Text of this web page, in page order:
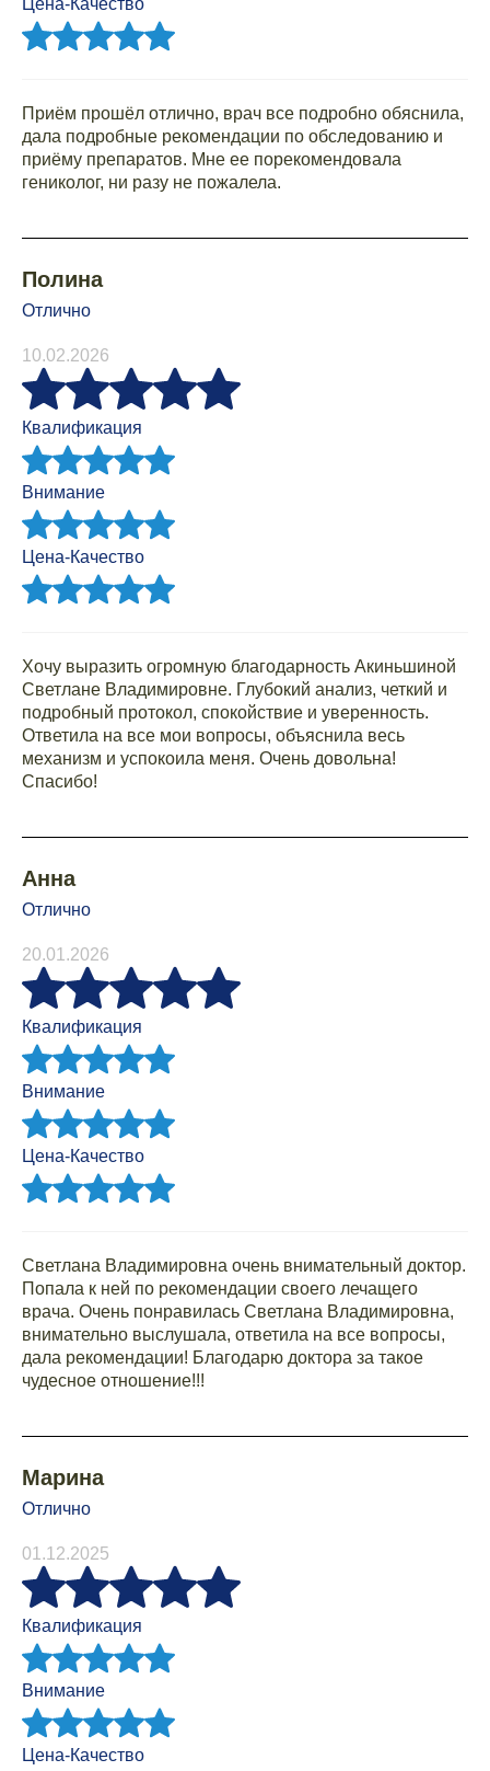
Цена-Качество
Приём прошёл отлично, врач все подробно обяснила,
дала подробные рекомендации по обследованию и
приёму препаратов. Мне ее порекомендовала
гениколог, ни разу не пожалела.
Полина
Отлично
10.02.2026
Квалификация
Внимание
Цена-Качество
Хочу выразить огромную благодарность Акиньшиной
Светлане Владимировне. Глубокий анализ, четкий и
подробный протокол, спокойствие и уверенность.
Ответила на все мои вопросы, объяснила весь
механизм и успокоила меня. Очень довольна!
Спасибо!
Анна
Отлично
20.01.2026
Квалификация
Внимание
Цена-Качество
Светлана Владимировна очень внимательный доктор.
Попала к ней по рекомендации своего лечащего
врача. Очень понравилась Светлана Владимировна,
внимательно выслушала, ответила на все вопросы,
дала рекомендации! Благодарю доктора за такое
чудесное отношение!!!
Марина
Отлично
01.12.2025
Квалификация
Внимание
Цена-Качество